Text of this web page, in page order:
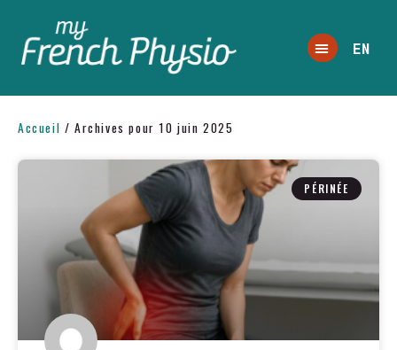
EN
Accueil /Archives pour 10 juin 2025
PÉRINÉE